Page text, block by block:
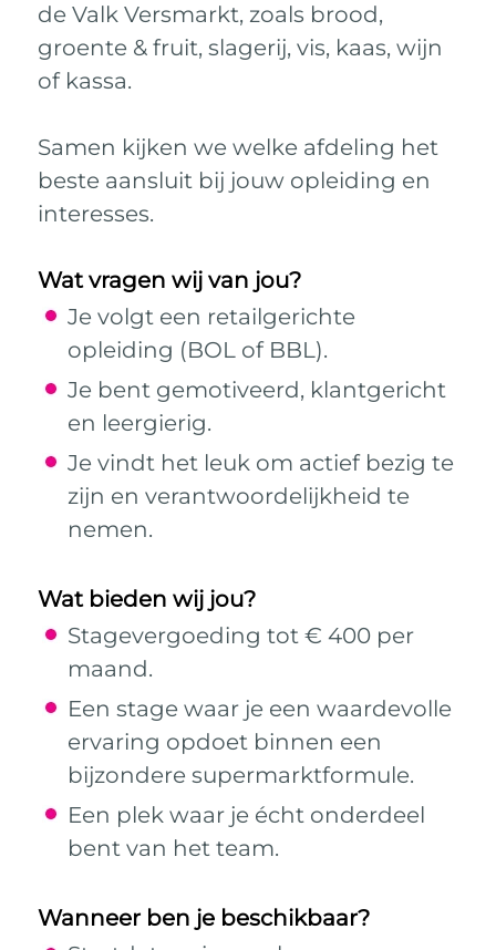
de Valk Versmarkt, zoals brood,
groente & fruit, slagerij, vis, kaas, wijn
of kassa.
Samen kijken we welke afdeling het
beste aansluit bij jouw opleiding en
interesses.
Wat vragen wij van jou?
Je volgt een retailgerichte
opleiding (BOL of BBL).
Je bent gemotiveerd, klantgericht
en leergierig.
Je vindt het leuk om actief bezig te
zijn en verantwoordelijkheid te
nemen.
Wat bieden wij jou?
Stagevergoeding tot € 400 per
maand.
Een stage waar je een waardevolle
ervaring opdoet binnen een
bijzondere supermarktformule.
Een plek waar je écht onderdeel
bent van het team.
Wanneer ben je beschikbaar?